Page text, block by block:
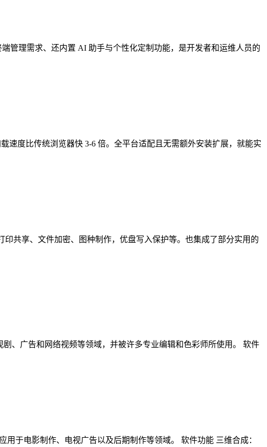
管理需求、还内置 AI 助手与个性化定制功能，是开发者和运维人员的
速度比传统浏览器快 3-6 倍。全平台适配且无需额外安装扩展，就能实
共享、文件加密、图种制作，优盘写入保护等。也集成了部分实用的
剧、广告和网络视频等领域，并被许多专业编辑和色彩师所使用。 软件
用于电影制作、电视广告以及后期制作等领域。 软件功能 三维合成：